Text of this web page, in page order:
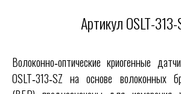
Артикул OSLT-313-
Волоконно‑оптические криогенные
OSLT‑313‑SZ на основе волоконных